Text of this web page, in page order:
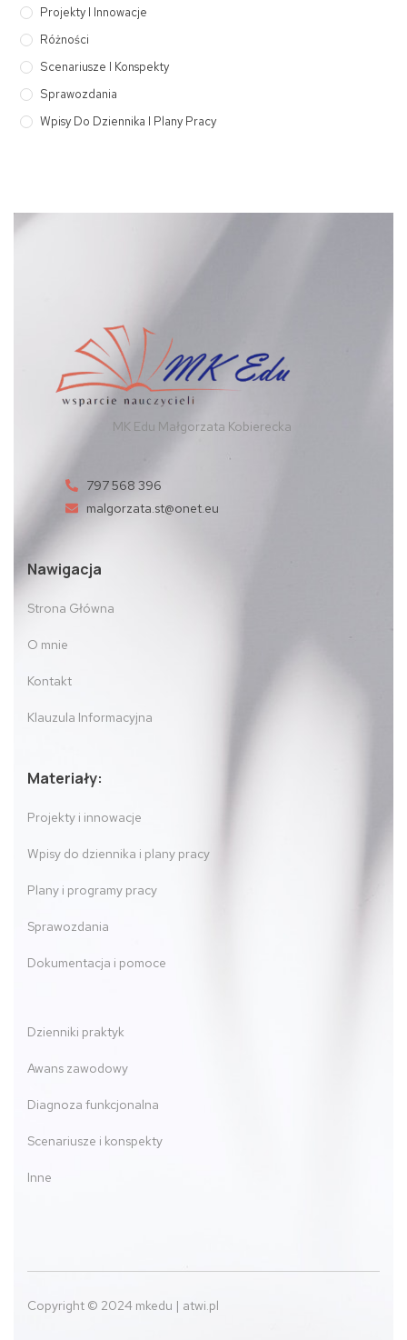
Projekty I Innowacje
Różności
Scenariusze I Konspekty
Sprawozdania
Wpisy Do Dziennika I Plany Pracy
MK Edu Małgorzata Kobierecka
797 568 396
malgorzata.st@onet.eu
Nawigacja
Strona Główna
O mnie
Kontakt
Klauzula Informacyjna
Materiały:
Projekty i innowacje
Wpisy do dziennika i plany pracy
Plany i programy pracy
Sprawozdania
Dokumentacja i pomoce
Dzienniki praktyk
Awans zawodowy
Diagnoza funkcjonalna
Scenariusze i konspekty
Inne
Copyright © 2024 mkedu | atwi.pl